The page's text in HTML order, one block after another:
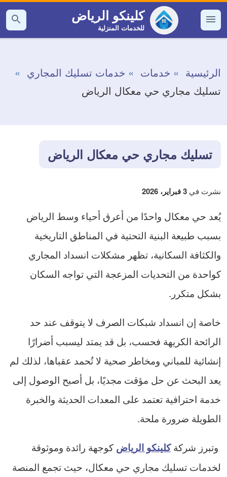
التجاوز
إلى القائمة
كلينكو الرياض
للخدمات المنزلية
بحث
عن
الرئيسية خدمات
خدمات تسليك المجاري
تسليك مجاري حي معكال الرياض
تسليك مجاري حي معكال الرياض
نشرت في 3 فبراير، 2026
يُعد حي معكال واحدًا من أعرق أحياء وسط الرياض
بسبب طبيعة البنية التحتية في المناطق التاريخية
والكثافة السكانية، تظهر مشكلات انسداد المجاري
كواحدة من التحديات المزعجة التي تواجه السكان
بشكل متكرر.
خاصة إن انسداد شبكات الصرف لا يتوقف عند حد
الرائحة الكريهة فحسب، بل قد يمتد ليسبب أضرارًا
إنشائية للمباني ومخاطر صحية لا تُحمد عقباها، لذلك لم
يعد البحث عن حل مؤقت مجديًا، بل أصبح الوصول إلى
خدمة احترافية تعتمد على المعدات الحديثة والخبرة
الطويلة ضرورة ملحة.
وتبرز شركةكلينكو الرياض كوجهة رائدة وموثوقة
لخدمات تسليك مجاري حي معكال، حيث تجمع المنصة